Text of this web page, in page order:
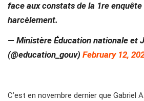
face aux constats de la 1re
harcèlement.
— Ministère Éducation nationale et
(@education_gouv) February 12,
C’est en novembre dernier que Gabriel